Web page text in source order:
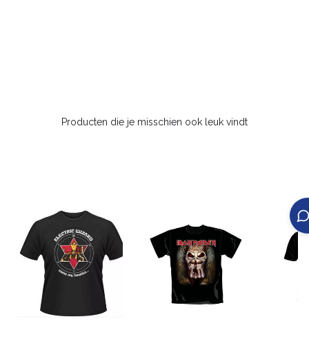
Producten die je misschien ook leuk vindt